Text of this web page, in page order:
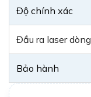
Độ chính xác
Đầu ra laser dòng
Bảo hành